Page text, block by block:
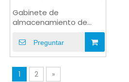
Gabinete de
almacenamiento de
energía IP67 Cable solar
de ángulo recto con
Preguntar
1 2 »